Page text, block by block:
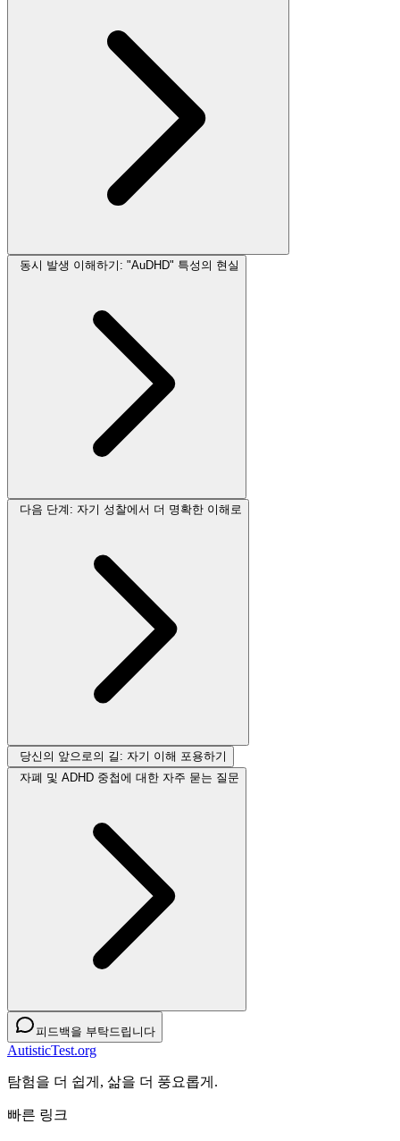
동시 발생 이해하기: "AuDHD" 특성의 현실
다음 단계: 자기 성찰에서 더 명확한 이해로
당신의 앞으로의 길: 자기 이해 포용하기
자폐 및 ADHD 중첩에 대한 자주 묻는 질문
피드백을 부탁드립니다
AutisticTest.org
탐험을 더 쉽게, 삶을 더 풍요롭게.
빠른 링크